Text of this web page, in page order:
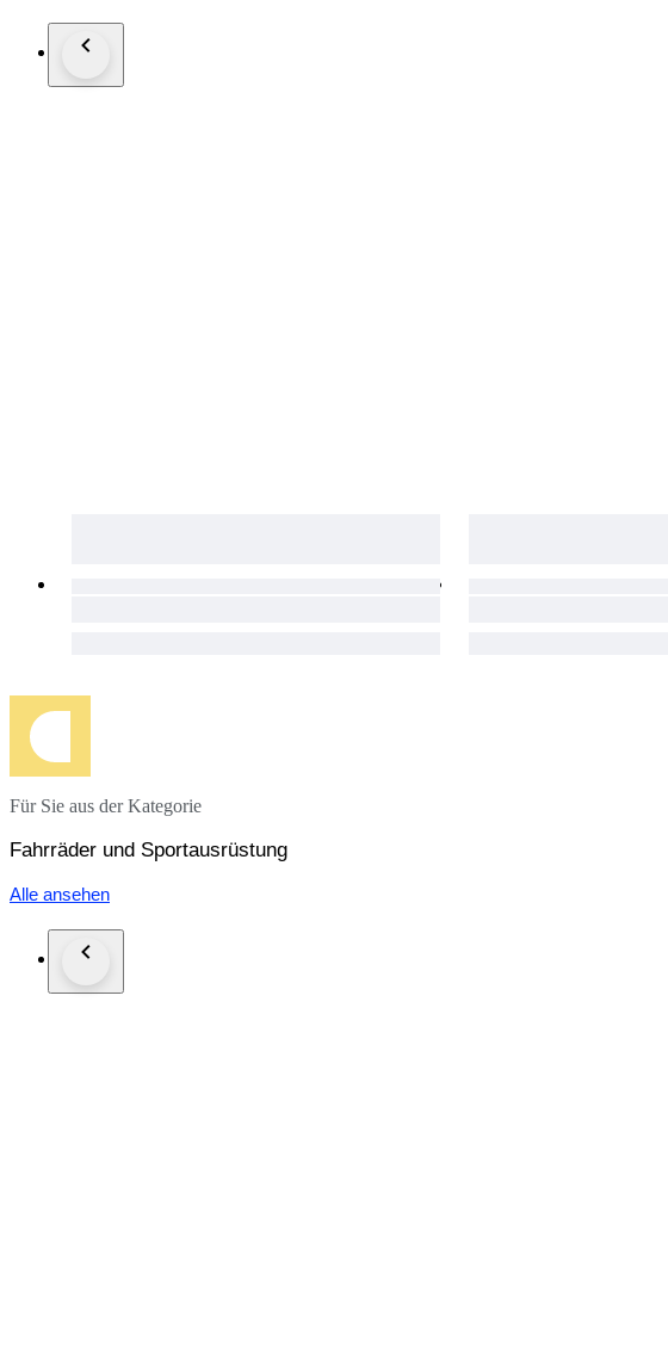
Für Sie aus der Kategorie
Fahrräder und Sportausrüstung
Alle ansehen